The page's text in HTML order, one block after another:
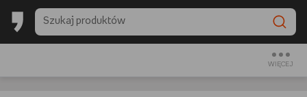
WIĘCEJ
BACK TO SCHOOL